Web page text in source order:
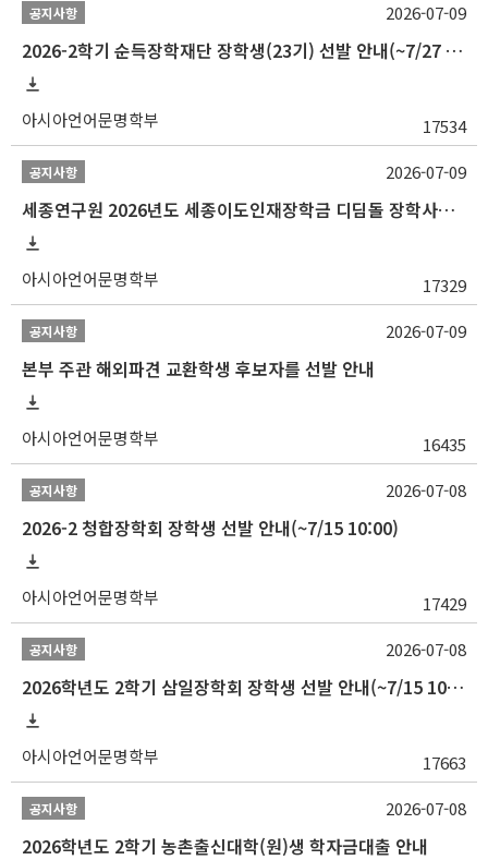
공지사항
2026-2학기 순득장학재단 장학생(23기) 선발 안내(~7/27 10:00)
아시아언어문명학부 17534
2026-07-09
공지사항
세종연구원 2026년도 세종이도인재장학금 디딤돌 장학사업 학자금대출 관련분야(원금상환, 이자지원) 신청 사업 안내
아시아언어문명학부 17329
2026-07-09
공지사항
본부 주관 해외파견 교환학생 후보자를 선발 안내
아시아언어문명학부 16435
2026-07-09
공지사항
2026-2 청합장학회 장학생 선발 안내(~7/15 10:00)
아시아언어문명학부 17429
2026-07-08
공지사항
2026학년도 2학기 삼일장학회 장학생 선발 안내(~7/15 10:00)
아시아언어문명학부 17663
2026-07-08
공지사항
2026학년도 2학기 농촌출신대학(원)생 학자금대출 안내
2026-07-08